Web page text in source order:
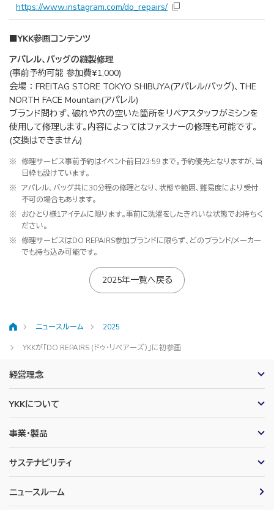
https://www.instagram.com/do_repairs/
■YKK参画コンテンツ
アパレル、バッグの縫製修理
(事前予約可能 参加費¥1,000)
会場 ： FREITAG STORE TOKYO SHIBUYA(アパレル/バッグ)、THE
NORTH FACE Mountain(アパレル)
ブランド問わず、破れや穴の空いた箇所をリペアスタッフがミシンを
使用して修理します。内容によってはファスナーの修理も可能です。
(交換はできません)
※ 修理サービス事前予約はイベント前日23:59 まで。予約優先となりますが、当
日枠も設けています。
※ アパレル、バッグ共に30分程の修理となり、状態や範囲、難易度により受付
不可の場合もあります。
※
おひとり様1アイテムに限ります。事前に洗濯をしたきれいな状態でお持ちく
ださい。
※ 修理サービスはDO REPAIRS参加ブランドに限らず、どのブランド/メーカー
でも持ち込み可能です。
2025年一覧へ戻る
ホームニュースルーム 2025
YKKが「DO REPAIRS (ドゥ・リペアーズ）」に初参画
経営理念
YKKについて
事業・製品
サステナビリティ
ニュースルーム